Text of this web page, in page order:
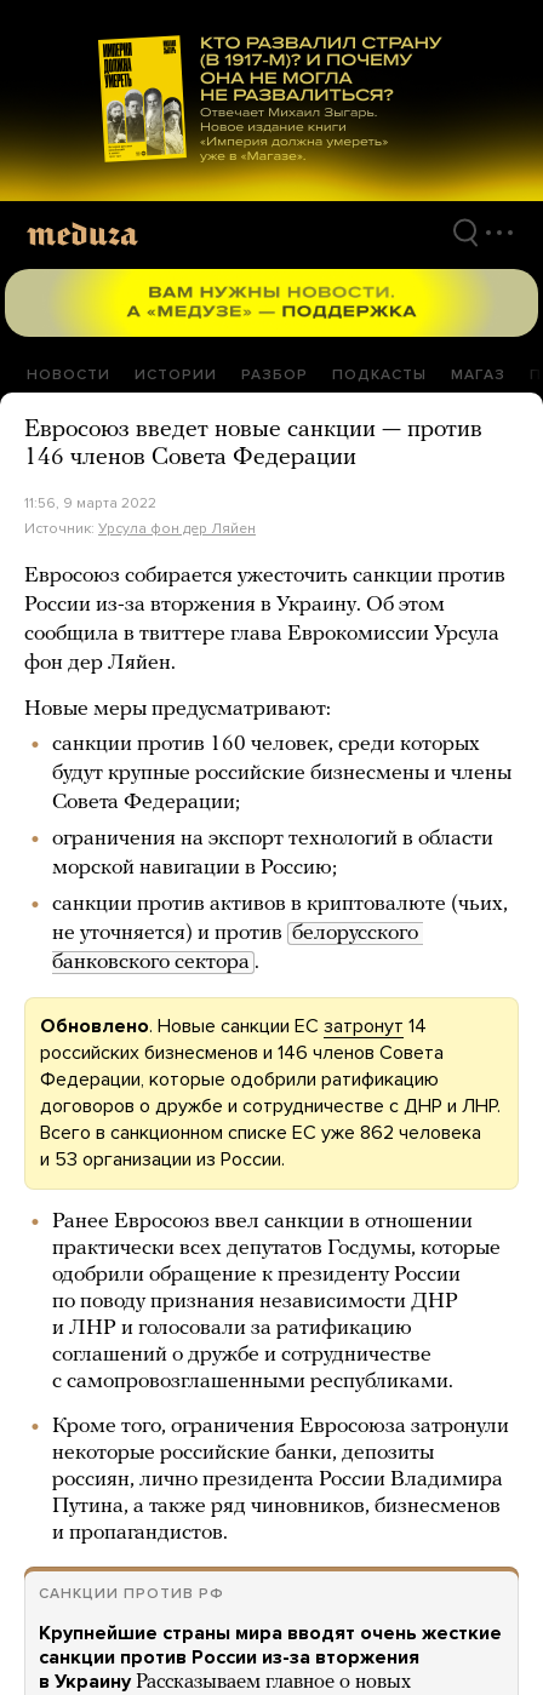
материалам
НОВОСТИ ИСТОРИИ РАЗБОР ПОДКАСТЫ МАГАЗ
Евросоюз введет новые санкции — против
146 членов Совета Федерации
11:56, 9 марта 2022
Источник: Урсула фон дер Ляйен
Евросоюз собирается ужесточить санкции против
России из-за вторжения в Украину. Об этом
сообщила в твиттере глава Еврокомиссии Урсула
фон дер Ляйен.
Новые меры предусматривают:
санкции против 160 человек, среди которых
будут крупные российские бизнесмены и члены
Совета Федерации;
ограничения на экспорт технологий в области
морской навигации в Россию;
санкции против активов в криптовалюте (чьих,
не уточняется) и против белорусского
банковского сектора .
Обновлено. Новые санкции ЕС затронут 14
российских бизнесменов и 146 членов Совета
Федерации, которые одобрили ратификацию
договоров о дружбе и сотрудничестве с ДНР и ЛНР.
Всего в санкционном списке ЕС уже 862 человека
и 53 организации из России.
Ранее Евросоюз ввел санкции в отношении
практически всех депутатов Госдумы, которые
одобрили обращение к президенту России
по поводу признания независимости ДНР
и ЛНР и голосовали за ратификацию
соглашений о дружбе и сотрудничестве
с самопровозглашенными республиками.
Кроме того, ограничения Евросоюза затронули
некоторые российские банки, депозиты
россиян, лично президента России Владимира
Путина, а также ряд чиновников, бизнесменов
и пропагандистов.
САНКЦИИ ПРОТИВ РФ
Крупнейшие страны мира вводят очень жесткие
санкции против России из-за вторжения
в Украину Рассказываем главное о новых